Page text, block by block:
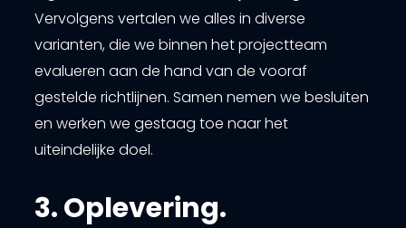
Vervolgens vertalen we alles in diverse
varianten, die we binnen het projectteam
evalueren aan de hand van de vooraf
gestelde richtlijnen. Samen nemen we besluiten
en werken we gestaag toe naar het
uiteindelijke doel.
3. Oplevering.